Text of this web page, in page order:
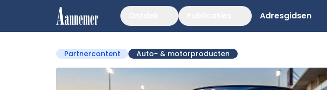
Adresgidsen
Partnercontent Auto- & motorproducten